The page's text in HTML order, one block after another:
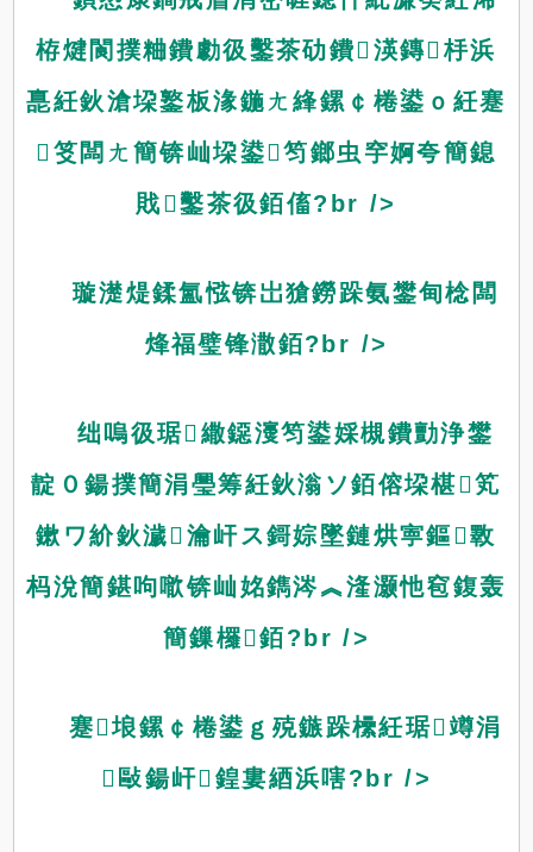
栫煡閬撲粬鐨勮彶鑿茶劯鐨渶鏄杽浜
嗭紝鈥滄垜鐜板湪鍦ㄤ綘鏍￠棬鍙ｏ紝蹇
笅闆ㄤ簡锛屾垜鍙笉鎯虫穻婀夸簡鎴
戝鑿茶彶銆傗?br />
璇濋煶鍒氳惤锛岀獊鐒跺氨鐢甸棯闆
烽福璧锋潵銆?br />
绌嗚彶琚繖鐚濅笉鍙婇槻鐨勯浄鐢
靛０鍚撲簡涓璺筹紝鈥滃ソ銆傛垜椹笂
鏉ワ紒鈥濊瀹屽ス鎶婃墜鏈烘寕鏂斁
杩涗簡鍖呴噷锛屾姳鐫涔︽湰灏忚窇鍑轰
簡鏁欏銆?br />
蹇埌鏍￠棬鍙ｇ殑鏃跺欙紝琚竴涓
敺鍚屽鍠婁綇浜嗐?br />